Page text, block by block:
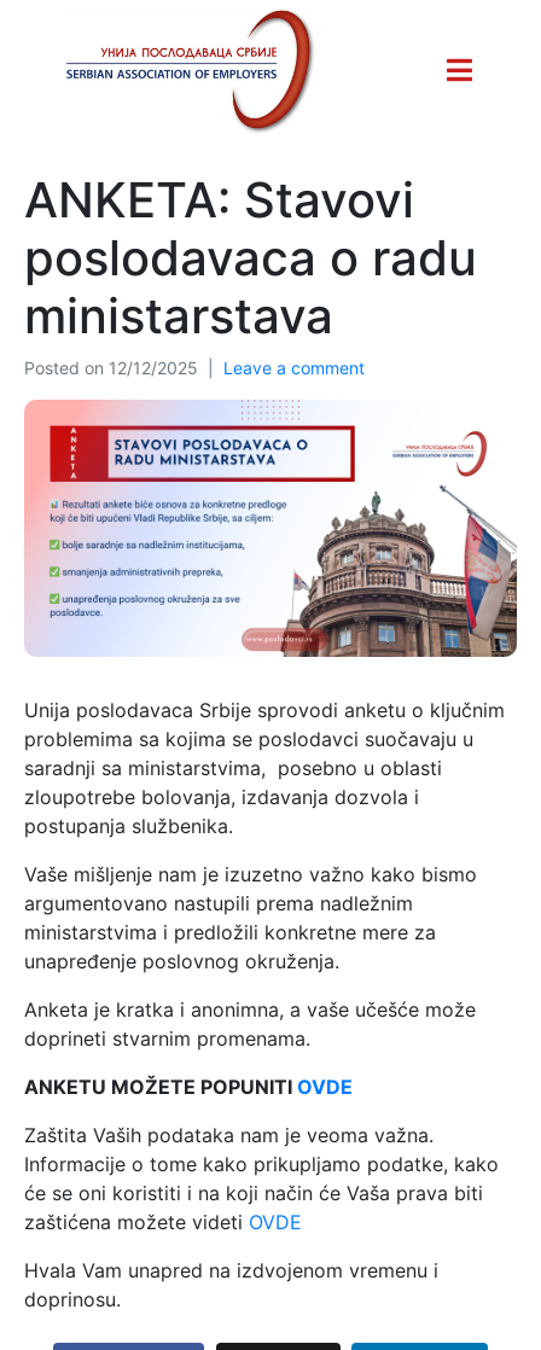
ANKETA: Stavovi
poslodavaca o radu
ministarstava
Posted on 12/12/2025 Leave a comment
Unija poslodavaca Srbije sprovodi anketu o ključnim
problemima sa kojima se poslodavci suočavaju u
saradnji sa ministarstvima, posebno u oblasti
zloupotrebe bolovanja, izdavanja dozvola i
postupanja službenika.
Vaše mišljenje nam je izuzetno važno kako bismo
argumentovano nastupili prema nadležnim
ministarstvima i predložili konkretne mere za
unapređenje poslovnog okruženja.
Anketa je kratka i anonimna, a vaše učešće može
doprineti stvarnim promenama.
ANKETU MOŽETE POPUNITI OVDE
Zaštita Vaših podataka nam je veoma važna.
Informacije o tome kako prikupljamo podatke, kako
će se oni koristiti i na koji način će Vaša prava biti
zaštićena možete videti OVDE
Hvala Vam unapred na izdvojenom vremenu i
doprinosu.